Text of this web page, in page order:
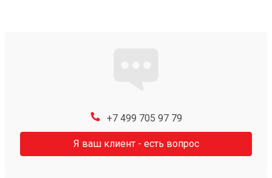
+7 499 705 97 79
Я ваш клиент - есть вопрос